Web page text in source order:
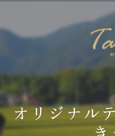
オリジナル